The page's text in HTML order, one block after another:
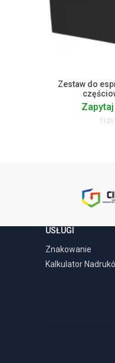
Zestaw do
USŁUGI
Znakowanie
Kalkulator